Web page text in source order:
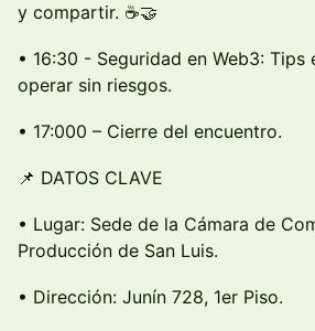
y compartir. ☕🤝
• 16:30 - Seguridad en Web3: Tips
operar sin riesgos.
• 17:000 – Cierre del encuentro.
📌 DATOS CLAVE
• Lugar: Sede de la Cámara de
Producción de San Luis.
• Dirección: Junín 728, 1er Piso.